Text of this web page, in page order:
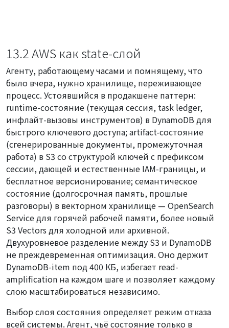
13.2 AWS как state-слой
Агенту, работающему часами и помнящему, что
было вчера, нужно хранилище, переживающее
процесс. Устоявшийся в продакшене паттерн:
runtime-состояние (текущая сессия, task ledger,
инфлайт-вызовы инструментов) в DynamoDB для
быстрого ключевого доступа;artifact-состояние
(сгенерированные документы, промежуточная
работа) в S3 со структурой ключей с префиксом
сессии, дающей и естественные IAM-границы, и
бесплатное версионирование;семантическое
состояние (долгосрочная память, прошлые
разговоры) в векторном хранилище — OpenSearch
Service для горячей рабочей памяти, более новый
S3 Vectors для холодной или архивной.
Двухуровневое разделение между S3 и DynamoDB
не преждевременная оптимизация. Оно держит
DynamoDB-item под 400 КБ, избегает read-
amplification на каждом шаге и позволяет каждому
слою масштабироваться независимо.
Выбор слоя состояния определяет режим отказа
всей системы. Агент, чьё состояние только в